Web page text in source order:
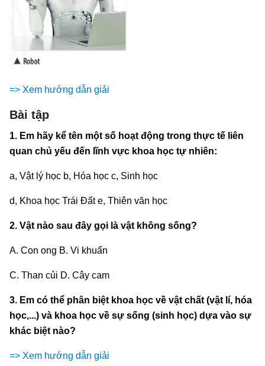
=> Xem hướng dẫn giải
Bài tập
1. Em hãy kể tên một số hoạt động trong thực tế liên
quan chủ yếu đến lĩnh vực khoa học tự nhiên:
a, Vật lý học b, Hóa học c, Sinh học
d, Khoa học Trái Đất e, Thiên văn học
2. Vật nào sau đây gọi là vật không sống?
A. Con ong B. Vi khuẩn
C. Than củi D. Cây cam
3. Em có thể phân biệt khoa học về vật chất (vật lí, hóa
học,...) và khoa học về sự sống (sinh học) dựa vào sự
khác biệt nào?
=> Xem hướng dẫn giải